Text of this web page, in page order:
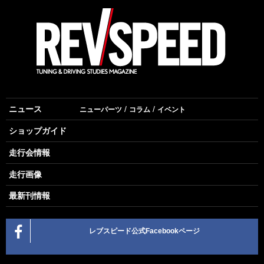
ニュース ニューパーツ コラム イベント
ショップガイド
走行会情報
走行画像
最新刊情報
レブスピード公式Facebookページ